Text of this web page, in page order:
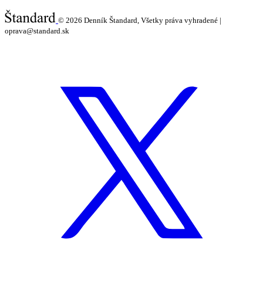
© 2026 Denník Štandard, Všetky práva vyhradené |
oprava@standard.sk